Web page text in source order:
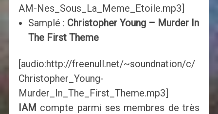
AM-Nes_Sous_La_Meme_Etoile.mp3]
Samplé : Christopher Young – Murder In
The First Theme
[audio:http://freenull.net/~soundnation/c/
Christopher_Young-
Murder_In_The_First_Theme.mp3]
IAM compte parmi ses membres de très